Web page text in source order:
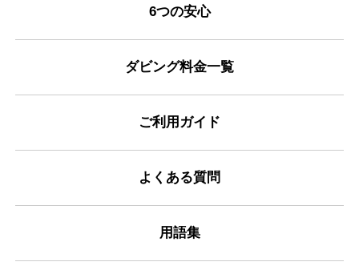
6つの安心
ダビング料金一覧
ご利用ガイド
よくある質問
用語集